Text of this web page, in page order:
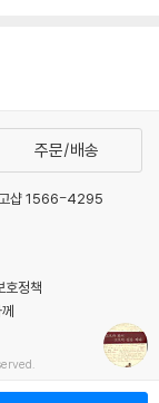
주문/배송
샵 1566-4295
호정책